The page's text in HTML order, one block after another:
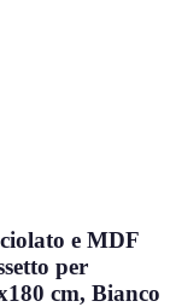
e MDF
per
cm, Bianco